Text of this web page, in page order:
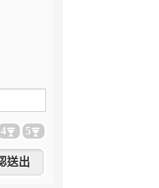
4 5